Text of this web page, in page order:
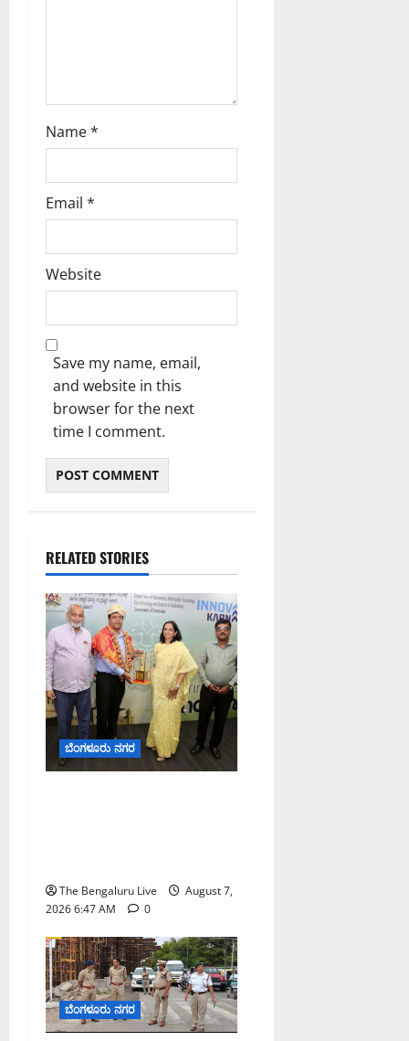
Name*
Email *
Website
Save my name, email,
and website in this
browser for the next
time I comment.
RELATED STORIES
ಬೆಂಗಳೂರು ನಗರ
The Bengaluru Live
August 7,
2026 6:47 AM
0
ಬೆಂಗಳೂರು ನಗರ